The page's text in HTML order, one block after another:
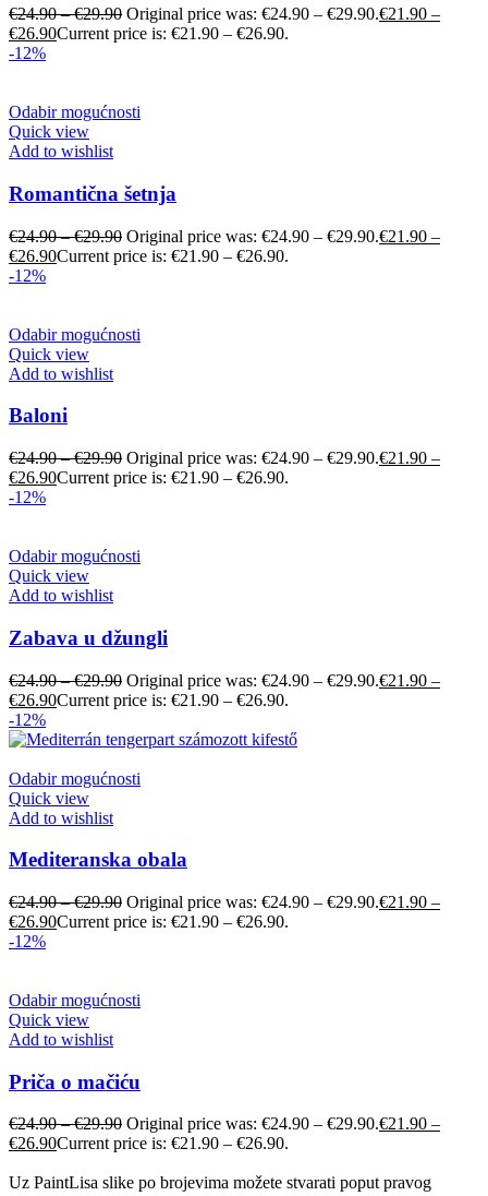
€24.90–€29.90 Original price was: €24.90 – €29.90.€21.90 –
€26.90Current price is: €21.90 – €26.90.
-12%
Odabir mogućnosti
Quick view
Add to wishlist
Romantična šetnja
€24.90–€29.90 Original price was: €24.90 – €29.90.€21.90 –
€26.90Current price is: €21.90 – €26.90.
-12%
Odabir mogućnosti
Quick view
Add to wishlist
Baloni
€24.90–€29.90 Original price was: €24.90 – €29.90.€21.90 –
€26.90Current price is: €21.90 – €26.90.
-12%
Odabir mogućnosti
Quick view
Add to wishlist
Zabava u džungli
€24.90–€29.90 Original price was: €24.90 – €29.90.€21.90 –
€26.90Current price is: €21.90 – €26.90.
-12%
Odabir mogućnosti
Quick view
Add to wishlist
Mediteranska obala
€24.90–€29.90 Original price was: €24.90 – €29.90.€21.90 –
€26.90Current price is: €21.90 – €26.90.
-12%
Odabir mogućnosti
Quick view
Add to wishlist
Priča o mačiću
€24.90–€29.90 Original price was: €24.90 – €29.90.€21.90 –
€26.90Current price is: €21.90 – €26.90.
Uz PaintLisa slike po brojevima možete stvarati poput pravog